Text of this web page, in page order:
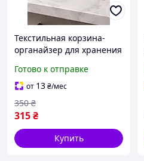
Текстильная корзина-
органайзер для хранения
Готово к отправке
от 13₴/мес
315₴
350 ₴
Купить